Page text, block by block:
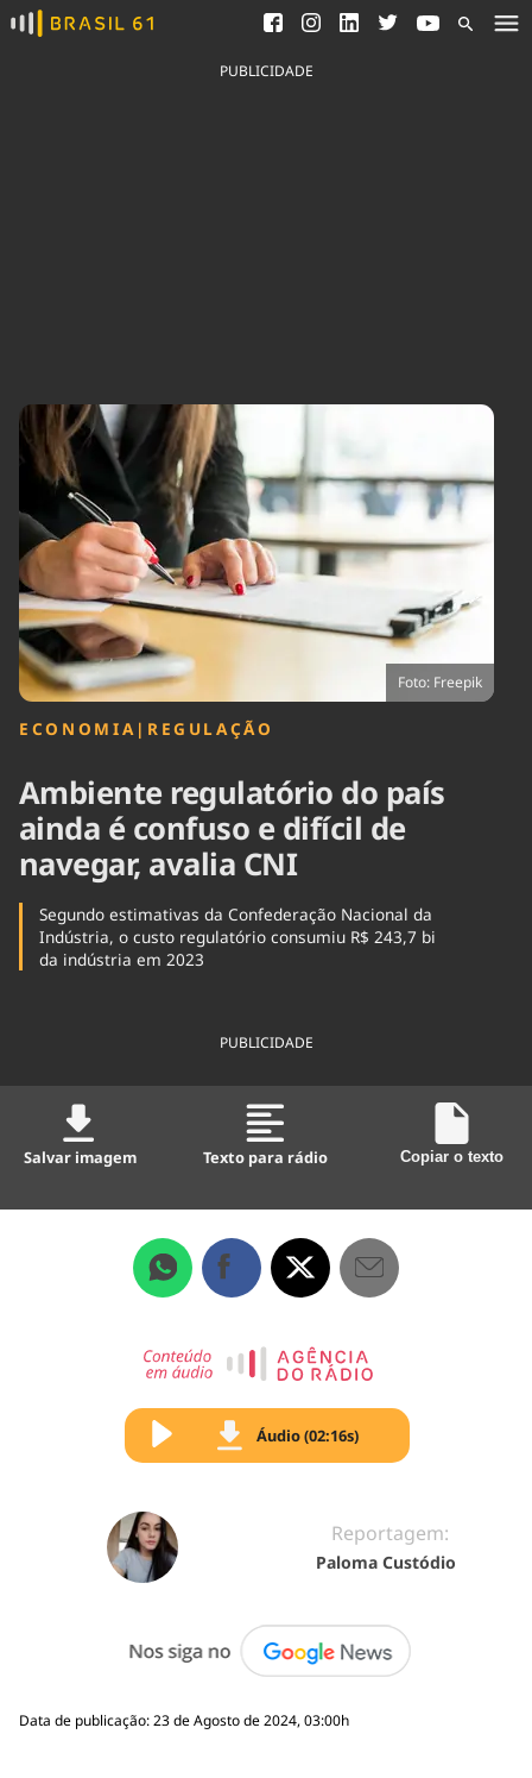
Ver todas as notícias
Saneamento
Indicadores
Agronegócios
Brasil
Brasil Mineral
Ciência &
Tecnologia
Cinema
Comportamento
Cultura
Economia
Educação
Infraestrutura
Internacional
Podcast
Política
Saúde
Tempo
PUBLICIDADE
Foto: Freepik
ECONOMIA | REGULAÇÃO
Ambiente regulatório do país
ainda é confuso e difícil de
navegar, avalia CNI
Segundo estimativas da Confederação Nacional da
Indústria, o custo regulatório consumiu R$ 243,7 bi
da indústria em 2023
PUBLICIDADE
Salvar imagem Texto para rádio Copiar o texto
Áudio (02:16s)
Reportagem:
Paloma Custódio
Data de publicação: 23 de Agosto de 2024, 03:00h